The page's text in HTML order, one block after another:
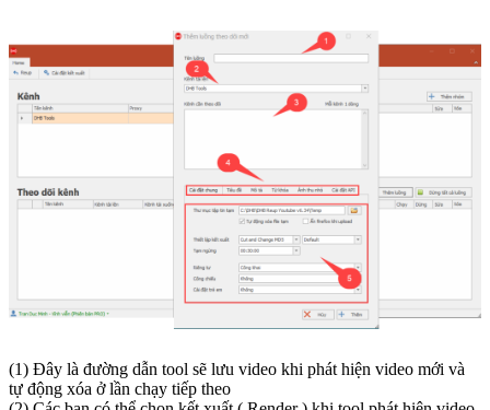
(1) Đây là đường dẫn tool sẽ lưu video khi phát hiện video mới và
tự động xóa ở lần chạy tiếp theo